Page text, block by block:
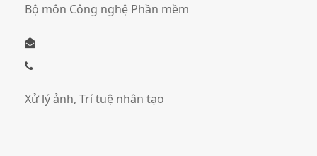
Bộ môn Công nghệ Phần mềm
Xử lý ảnh, Trí tuệ nhân tạo